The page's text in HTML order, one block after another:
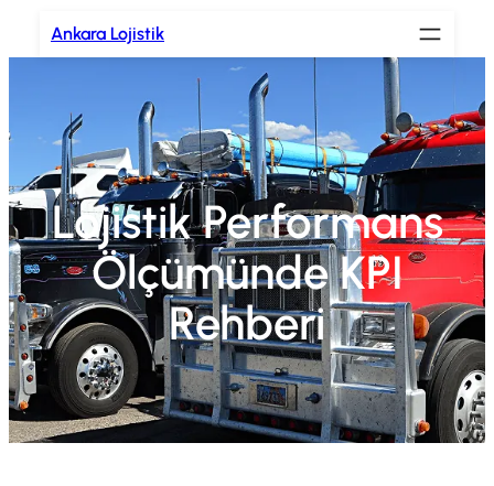
İçeriğe
geç
Ankara Lojistik
Lojistik Performans
Ölçümünde KPI
Rehberi